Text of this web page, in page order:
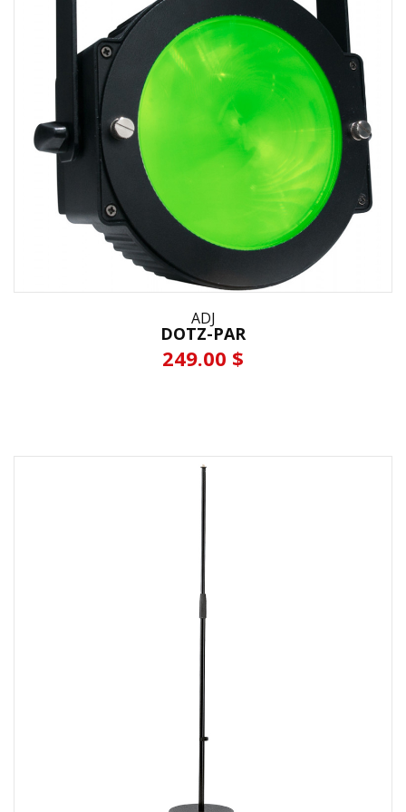
ADJ
DOTZ-PAR
249.00 $